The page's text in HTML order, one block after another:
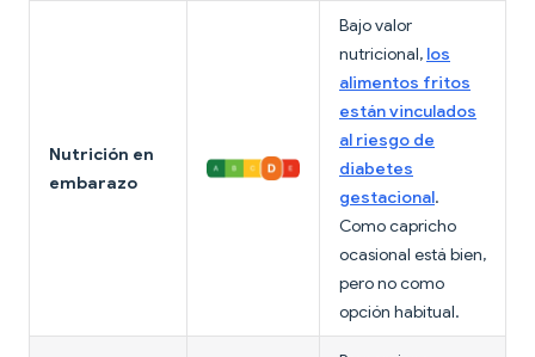
Nutrición en
embarazo
Bajo valor
nutricional, los
alimentos fritos
están vinculados
al riesgo de
diabetes
gestacional.
Como capricho
ocasional está bien,
pero no como
opción habitual.